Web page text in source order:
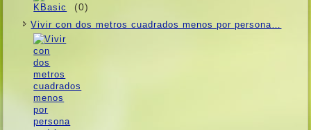
(0)
Vivir con dos metros cuadrados menos por persona…